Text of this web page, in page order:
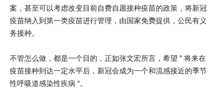
案，甚至可以考虑改变目前自费自愿接种疫苗的政策，将新冠
疫苗纳入到第一类疫苗进行管理，由国家免费提供，公民有义
务接种。
不管怎么做，都是一个目的，正如张文宏所言，希望 ” 将来在
疫苗接种到达一定水平后，新冠会成为一个和流感接近的季节
性呼吸道感染性疾病 “。